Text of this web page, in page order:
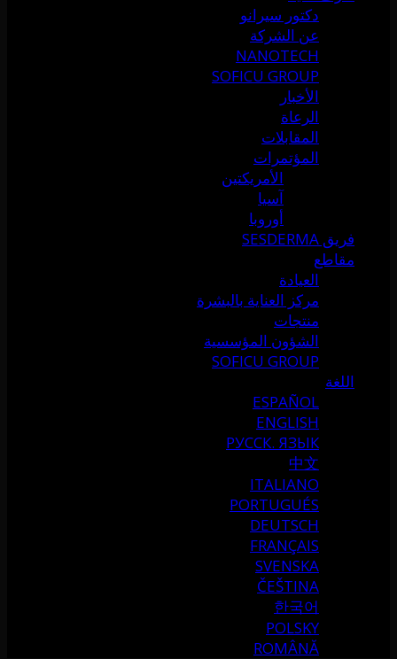
دكتور سيرانو
عن الشركة
NANOTECH
SOFICU GROUP
الأخبار
الرعاة
المقابلات
المؤتمرات
الأمريكتين
آسيا
أوروبا
فريق SESDERMA
مقاطع
العيادة
مركز العناية بالبشرة
منتجات
الشؤون المؤسسية
SOFICU GROUP
اللغة
ESPAÑOL
ENGLISH
РУССК. ЯЗЫК
中文
ITALIANO
PORTUGUÉS
DEUTSCH
FRANÇAIS
SVENSKA
ČEŠTINA
한국어
POLSKY
ROMÂNĂ